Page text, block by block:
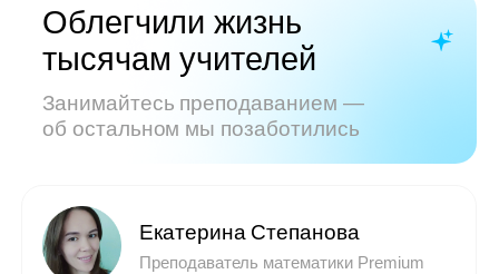
Часто задаваемые
вопросы